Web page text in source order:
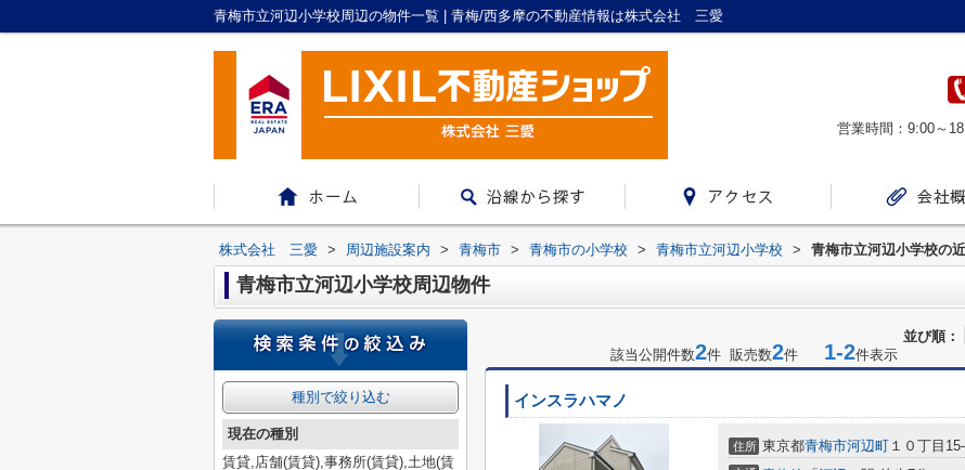
青梅市立河辺小学校周辺の物件一覧 | 青梅/西多摩の不動産情報は株式会社 三愛
営業時間：9:00～
株式会社 三愛 > 周辺施設案内 > 青梅市 > 青梅市の小学校 > 青梅市立河辺小学校 > 青梅市立河辺小学校の
青梅市立河辺小学校周辺物件
並び順：
該当公開件数2件 販売数2件 1-2件表示
インスラハマノ
住所 東京都青梅市河辺町 １０丁目
種別で絞り込む
現在の種別
賃貸,店舗(賃貸),事務所(賃貸),土地(賃